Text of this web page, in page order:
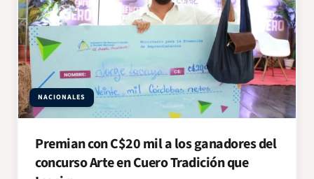
NACIONALES
Premian con C$20 mil a los ganadores del
concurso Arte en Cuero Tradición que